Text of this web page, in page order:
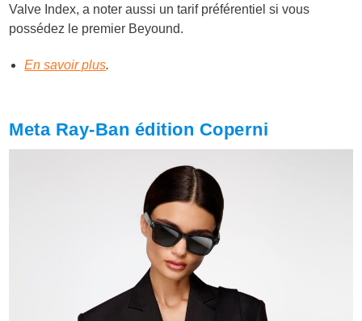
Valve Index, a noter aussi un tarif préférentiel si vous
possédez le premier Beyound.
En savoir plus.
Meta Ray-Ban édition Coperni